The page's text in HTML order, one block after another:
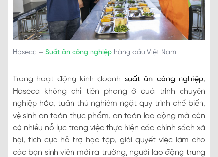
Haseca – Suất ăn công nghiệp hàng đầu Việt Nam
Trong hoạt động kinh doanh suất ăn công nghiệp,
Haseca không chỉ tiên phong ở quá trình chuyên
nghiệp hóa, tuân thủ nghiêm ngặt quy trình chế biến,
vệ sinh an toàn thực phẩm, an toàn lao động mà còn
có nhiều nỗ lực trong việc thực hiện các chính sách xã
hội, tích cực hỗ trợ học tập, giải quyết việc làm cho
các bạn sinh viên mới ra trường, người lao động trung